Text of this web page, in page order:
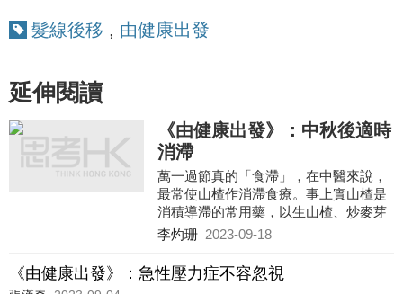
髮線後移 , 由健康出發
延伸閱讀
《由健康出發》：中秋後適時
消滯
萬一過節真的「食滯」，在中醫來說，
最常使山楂作消滯食療。事上實山楂是
消積導滯的常用藥，以生山楂、炒麥芽
各10克，煲水飲用，可紓緩因進食過量
李灼珊 2023-09-18
《由健康出發》：急性壓力症不容忽視